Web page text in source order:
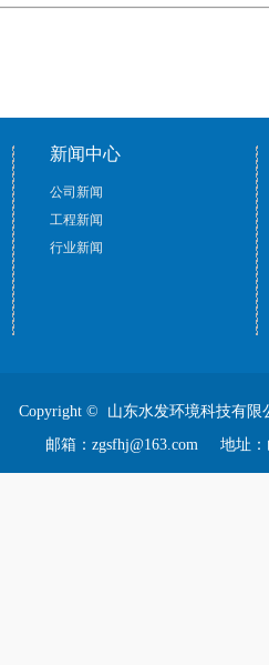
新闻中心
公司新闻
工程新闻
行业新闻
Copyright © 山东水发环境科技有
邮箱：zgsfhj@163.com 地址